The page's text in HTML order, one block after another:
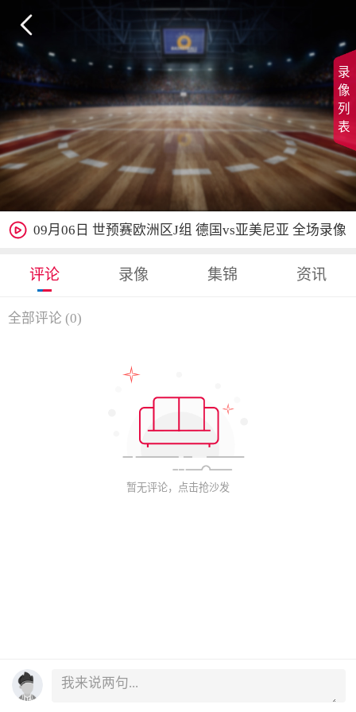

录
像
列
表
 09月06日 世预赛欧洲区J组 德国vs亚美尼亚 全场录像
评论 录像 集锦 资讯
全部评论 (0)
暂无评论，点击抢沙发